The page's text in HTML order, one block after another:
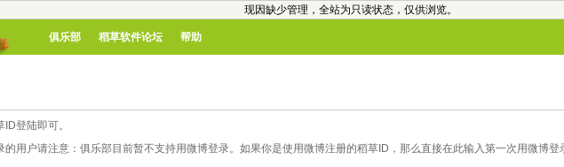
现因缺少管理，全站为只读状态，仅供浏览。
俱乐部 稻草软件论坛 帮助
登陆即可。
的用户请注意：俱乐部目前暂不支持用微博登录。如果你是使用微博注册的稻草ID，那么直接在此输入第一次用微博登录